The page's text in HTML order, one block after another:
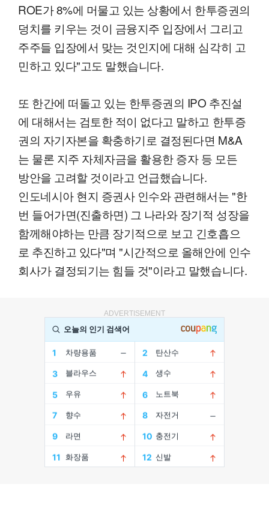
ROE가 8%에 머물고 있는 상황에서 한투증권의
덩치를 키우는 것이 금융지주 입장에서 그리고
주주들 입장에서 맞는 것인지에 대해 심각히 고
민하고 있다"고도 말했습니다.
또 한간에 떠돌고 있는 한투증권의 IPO 추진설
에 대해서는 검토한 적이 없다고 말하고 한투증
권의 자기자본을 확충하기로 결정된다면 M&A
는 물론 지주 자체자금을 활용한 증자 등 모든
방안을 고려할 것이라고 언급했습니다.
인도네시아 현지 증권사 인수와 관련해서는 "한
번 들어가면(진출하면) 그 나라와 장기적 성장을
함께해야하는 만큼 장기적으로 보고 긴호흡으
로 추진하고 있다"며 "시간적으로 올해안에 인수
회사가 결정되기는 힘들 것"이라고 말했습니다.
ADVERTISEMENT